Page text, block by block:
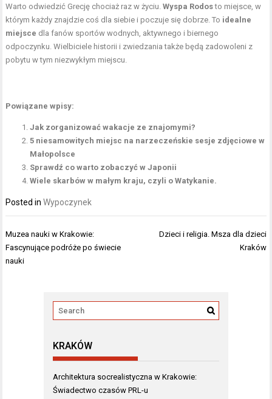
Warto odwiedzić Grecję chociaż raz w życiu.Wyspa Rodosto miejsce, w
którym każdy znajdzie coś dla siebie i poczuje się dobrze. To idealne
miejsce dla fanów sportów wodnych, aktywnego i biernego
odpoczynku. Wielbiciele historii i zwiedzania także będą zadowoleni z
pobytu w tym niezwykłym miejscu.
Powiązane wpisy:
Jak zorganizować wakacje ze znajomymi?
5 niesamowitych miejsc na narzeczeńskie sesje zdjęciowe w
Małopolsce
Sprawdź co warto zobaczyć w Japonii
Wiele skarbów w małym kraju, czyli o Watykanie.
Posted inWypoczynek
Nawigacja
wpisu
Muzea nauki w Krakowie:
Fascynujące podróże po świecie
nauki
Dzieci i religia. Msza dla dzieci
Kraków
KRAKÓW
Architektura socrealistyczna w Krakowie:
Świadectwo czasów PRL-u